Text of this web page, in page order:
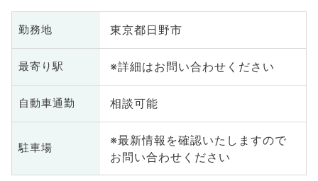
勤務地 東京都日野市
最寄り駅 ※詳細はお問い合わせください
自動車通勤 相談可能
駐車場
※最新情報を確認いたしますので
お問い合わせください